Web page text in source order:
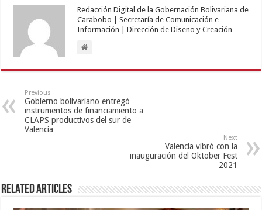
Redacción Digital de la Gobernación Bolivariana de
Carabobo | Secretaría de Comunicación e
Información | Dirección de Diseño y Creación
Previous
Gobierno bolivariano entregó
instrumentos de financiamiento a
CLAPS productivos del sur de
Valencia
Next
Valencia vibró con la
inauguración del Oktober Fest
2021
Related Articles